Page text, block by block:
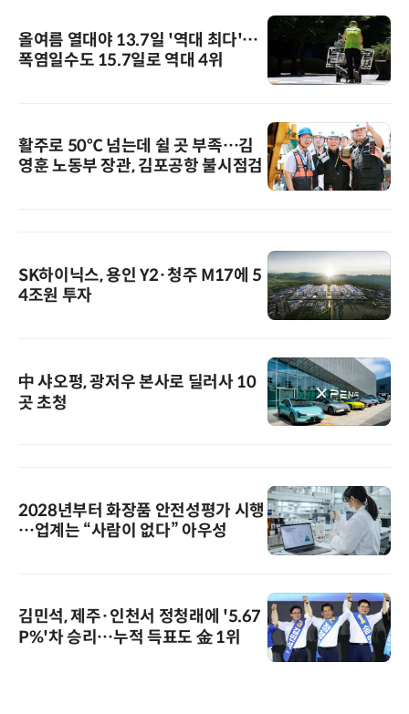
올여름 열대야 13.7일 '역대 최다'…
폭염일수도 15.7일로 역대 4위
활주로 50℃ 넘는데 쉴 곳 부족…김
영훈 노동부 장관, 김포공항 불시점검
SK하이닉스, 용인 Y2·청주 M17에 5
4조원 투자
中 샤오펑, 광저우 본사로 딜러사 10
곳 초청
2028년부터 화장품 안전성평가 시행
…업계는 “사람이 없다” 아우성
김민석, 제주·인천서 정청래에 '5.67
P%'차 승리…누적 득표도 金 1위